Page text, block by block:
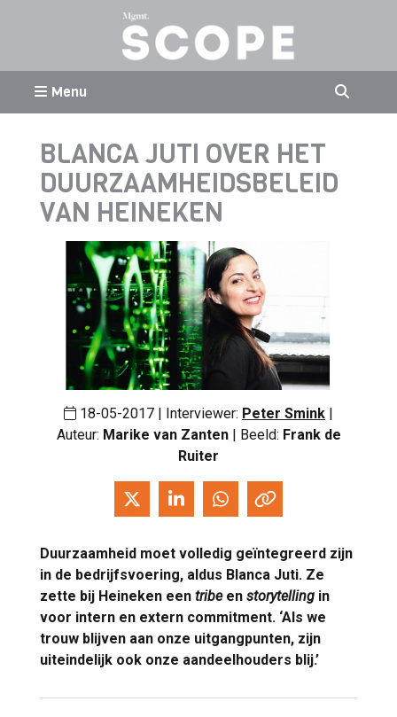
Menu
BLANCA JUTI OVER HET
DUURZAAMHEIDSBELEID
VAN HEINEKEN
18-05-2017 | Interviewer: Peter Smink |
Auteur: Marike van Zanten| Beeld: Frank de
Ruiter
Duurzaamheid moet volledig geïntegreerd zijn
in de bedrijfsvoering, aldus Blanca Juti. Ze
zette bij Heineken een tribeen storytelling in
voor intern en extern commitment. ‘Als we
trouw blijven aan onze uitgangpunten, zijn
uiteindelijk ook onze aandeelhouders blij.’